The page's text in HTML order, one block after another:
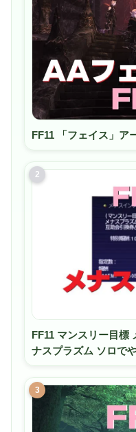
FF11 「フェイス」ア
2
FF11 マンスリー目標
ナスプラズム ソロで
3